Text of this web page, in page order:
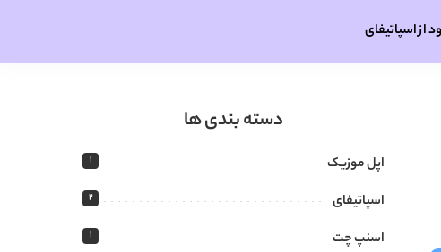
از اسپاتیفای
دسته بندی ها
اپل موزیک 1
اسپاتیفای 2
اسنپ چت 1